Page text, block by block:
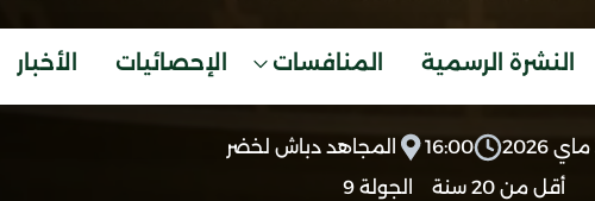
النشرة الرسمية المنافسات الإحصائيات الأخبار
16:00
المجاهد دباش لخضر
أقل من 20 سنة
الجولة 9